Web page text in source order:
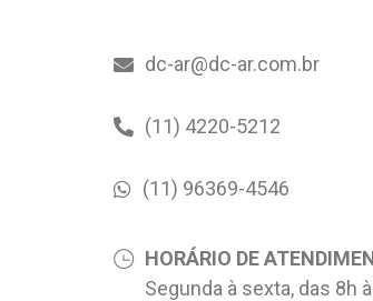
dc-ar@dc-ar.com.br
(11) 4220-5212
(11) 96369-4546
HORÁRIO DE
Segunda à sexta, das 8h